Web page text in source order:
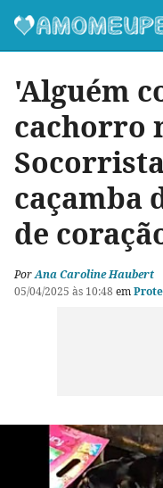
'Alguém
cachorro
caçamba
de
PorAna Caroline Haubert
05/04/2025 às 10:48 em